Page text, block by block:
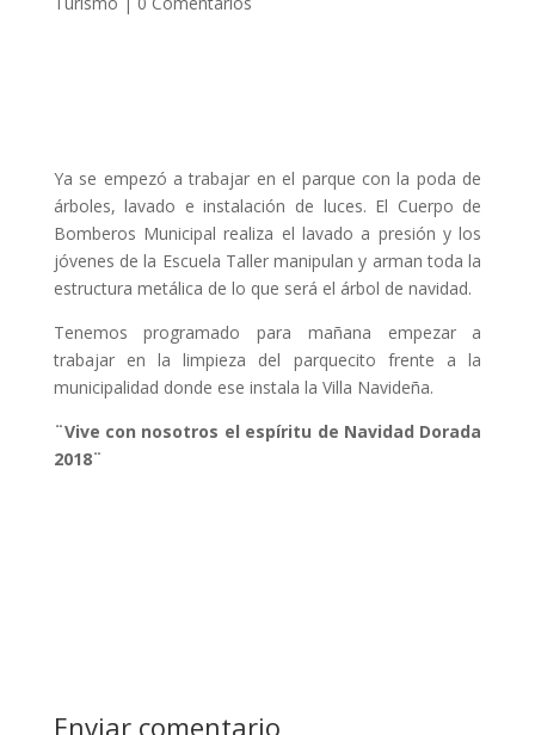
Ya se empezó a trabajar en el parque con la poda de
árboles, lavado e instalación de luces. El Cuerpo de
Bomberos Municipal realiza el lavado a presión y los
jóvenes de la Escuela Taller manipulan y arman toda la
estructura metálica de lo que será el árbol de navidad.
Tenemos programado para mañana empezar a
trabajar en la limpieza del parquecito frente a la
municipalidad donde ese instala la Villa Navideña.
¨Vive con nosotros el espíritu de Navidad Dorada
2018¨